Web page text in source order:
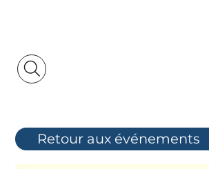
Retour aux événements